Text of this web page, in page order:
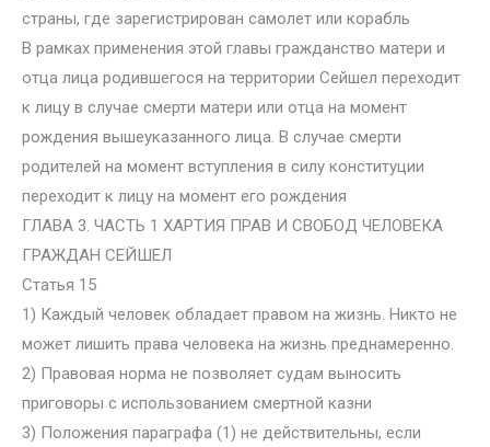
страны, где зарегистрирован самолет или корабль
В рамках применения этой главы гражданство матери и
отца лица родившегося на территории Сейшел переходит
к лицу в случае смерти матери или отца на момент
рождения вышеуказанного лица. В случае смерти
родителей на момент вступления в силу конституции
переходит к лицу на момент его рождения
ГЛАВА 3. ЧАСТЬ 1 ХАРТИЯ ПРАВ И СВОБОД ЧЕЛОВЕКА
ГРАЖДАН СЕЙШЕЛ
Статья 15
1) Каждый человек обладает правом на жизнь. Никто не
может лишить права человека на жизнь преднамеренно.
2) Правовая норма не позволяет судам выносить
приговоры с использованием смертной казни
3) Положения параграфа (1) не действительны, если